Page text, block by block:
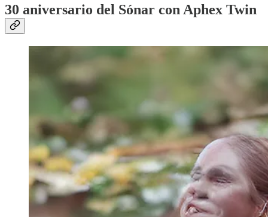
30 aniversario del Sónar con Aphex Twin